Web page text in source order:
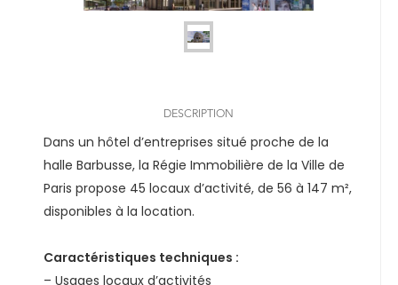
DESCRIPTION
Dans un hôtel d’entreprises situé proche de la
halle Barbusse, la Régie Immobilière de la Ville de
Paris propose 45 locaux d’activité, de 56 à 147 m²,
disponibles à la location.
Caractéristiques techniques :
– Usages locaux d’activités